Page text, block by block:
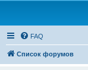
FAQ
Список форумов